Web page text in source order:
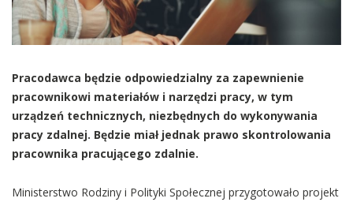
Pracodawca będzie odpowiedzialny za zapewnienie
pracownikowi materiałów i narzędzi pracy, w tym
urządzeń technicznych, niezbędnych do wykonywania
pracy zdalnej. Będzie miał jednak prawo skontrolowania
pracownika pracującego zdalnie.
Ministerstwo Rodziny i Polityki Społecznej przygotowało projekt